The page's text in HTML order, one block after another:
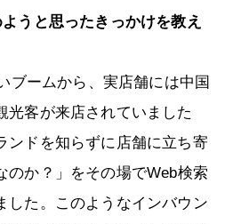
うと思ったきっかけを教え
ブームから、実店舗には中国
光客が来店されていました
ンドを知らずに店舗に立ち寄
のか？」をその場でWeb検索
した。このようなインバウン